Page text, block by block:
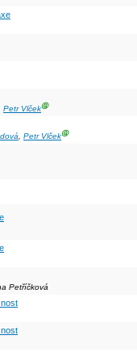
Petr VlčekⒼ
, Petr VlčekⒼ
Petříčková